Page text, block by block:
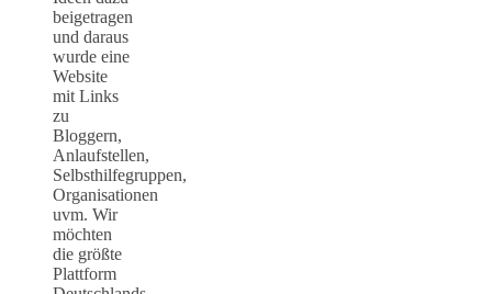
beigetragen
und daraus
wurde eine
Website
mit Links
zu
Bloggern,
Anlaufstellen,
Selbsthilfegruppen,
Organisationen
uvm. Wir
möchten
die größte
Plattform